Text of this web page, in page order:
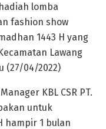
lomba
fashion show
1443 H yang
Lawang
(27/04/2022)
KBL CSR PT.
untuk
hampir 1 bulan